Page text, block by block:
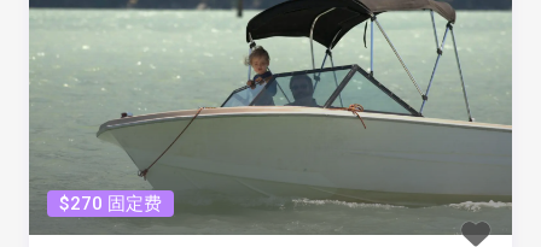
$270 固定费